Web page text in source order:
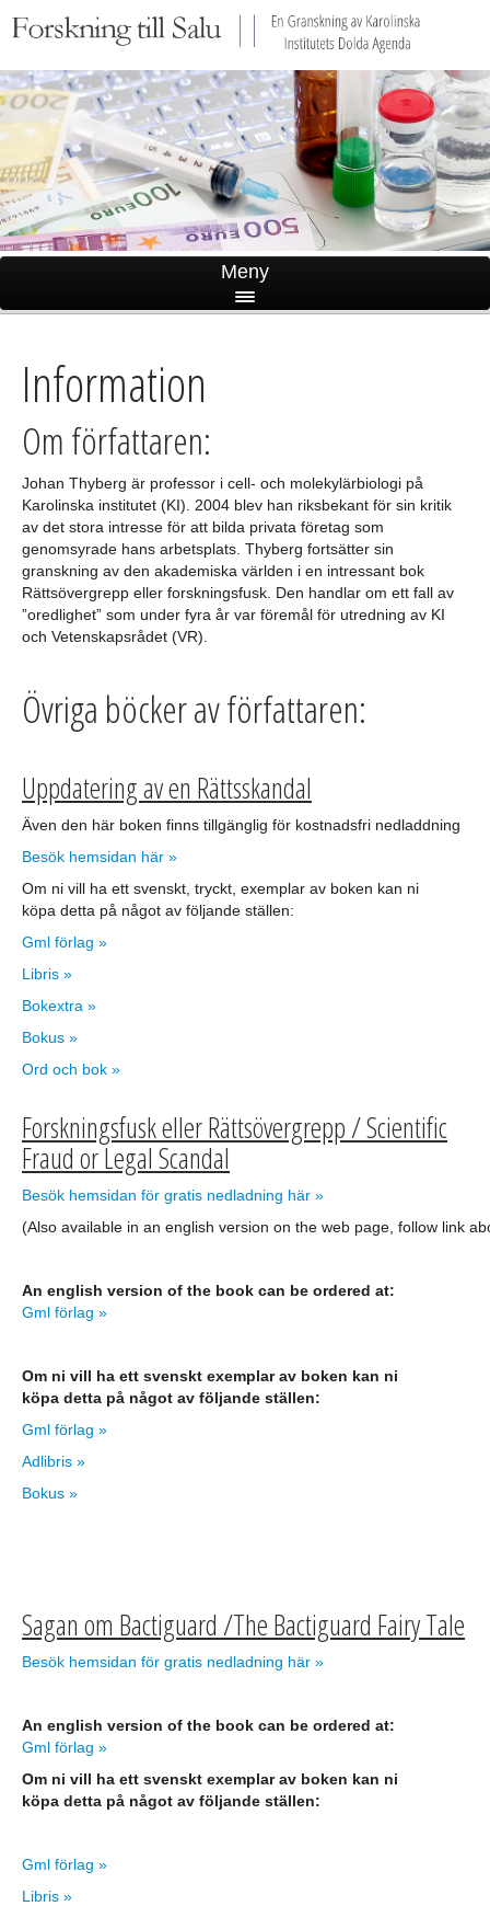
Meny
INNEHÅLL
INFORMATION
LADDA NER BOKEN
ARTIKLAR
Information
Om författaren:
Johan Thyberg är professor i cell- och molekylärbiologi på
Karolinska institutet (KI). 2004 blev han riksbekant för sin kritik
av det stora intresse för att bilda privata företag som
genomsyrade hans arbetsplats. Thyberg fortsätter sin
granskning av den akademiska världen i en intressant bok
Rättsövergrepp eller forskningsfusk. Den handlar om ett fall av
”oredlighet” som under fyra år var föremål för utredning av KI
och Vetenskapsrådet (VR).
Övriga böcker av författaren:
Uppdatering av en Rättsskandal
Även den här boken finns tillgänglig för kostnadsfri nedladdning
Besök hemsidan här »
Om ni vill ha ett svenskt, tryckt, exemplar av boken kan ni
köpa detta på något av följande ställen:
Gml förlag »
Libris »
Bokextra »
Bokus »
Ord och bok »
Forskningsfusk eller Rättsövergrepp / Scientific
Fraud or Legal Scandal
Besök hemsidan för gratis nedladning här »
(Also available in an english version on the web page, follow link
An english version of the book can be ordered at:
Gml förlag »
Om ni vill ha ett svenskt exemplar av boken kan ni
köpa detta på något av följande ställen:
Gml förlag »
Adlibris »
Bokus »
Sagan om Bactiguard /The Bactiguard Fairy Tale
Besök hemsidan för gratis nedladning här »
An english version of the book can be ordered at:
Gml förlag »
Om ni vill ha ett svenskt exemplar av boken kan ni
köpa detta på något av följande ställen:
Gml förlag »
Libris »